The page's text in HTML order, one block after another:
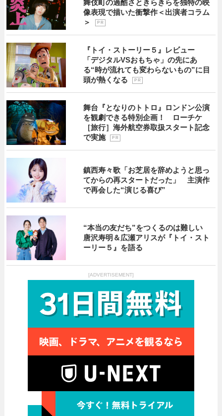
舞伎町の過酷さときらきらを独特の映
像表現で描いた衝撃作＜出演者コラム
＞
P R
『トイ・ストーリー５』レビュー
「デジタルVSおもちゃ」の先にあ
る“時が流れても変わらないもの”に目
頭が熱くなる
P R
舞台『となりのトトロ』ロンドン公演
を観劇できる特別企画！ ローチケ
［旅行］海外航空券取扱スタート記念
で実施
P R
鎮西寿々歌「お芝居を辞めようと思っ
てからの再スタートだった」 主演作
で再会した“演じる喜び”
“本当の友だち”をつくるのは難しい
唐沢寿明＆広瀬アリスが『トイ・スト
ーリー５』を語る
[ADVERTISEMENT]